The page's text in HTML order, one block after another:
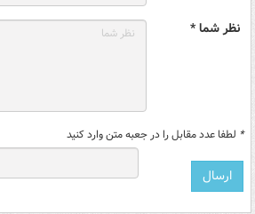
نظر شما *
* لطفا عدد مقابل را در جعبه متن وارد کنید